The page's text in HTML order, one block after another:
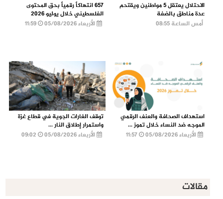
الاحتلال يعتقل 5 مواطنين ويقتحم
عدة مناطق بالضفة
أمس الساعة 08:55
657 انتهاكاً رقمياً بحق المحتوى
الفلسطيني خلال يوليو 2026
الأربعاء 05/08/2026
11:59
استهداف الصحافة والعنف الرقمي
الموجه ضد النساء خلال تموز ...
الأربعاء 05/08/2026
توقف الغارات الجوية في قطاع غزة
واستمرار إطلاق النار ...
الأربعاء 05/08/2026
مقالات